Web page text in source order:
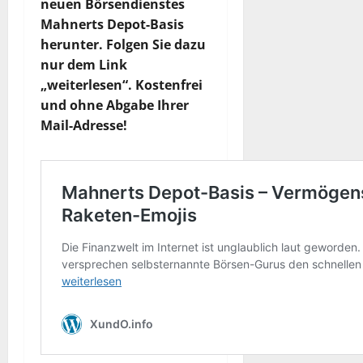
neuen Börsendienstes
Mahnerts Depot-Basis
herunter. Folgen Sie dazu
nur dem Link
„weiterlesen“. Kostenfrei
und ohne Abgabe Ihrer
Mail-Adresse!